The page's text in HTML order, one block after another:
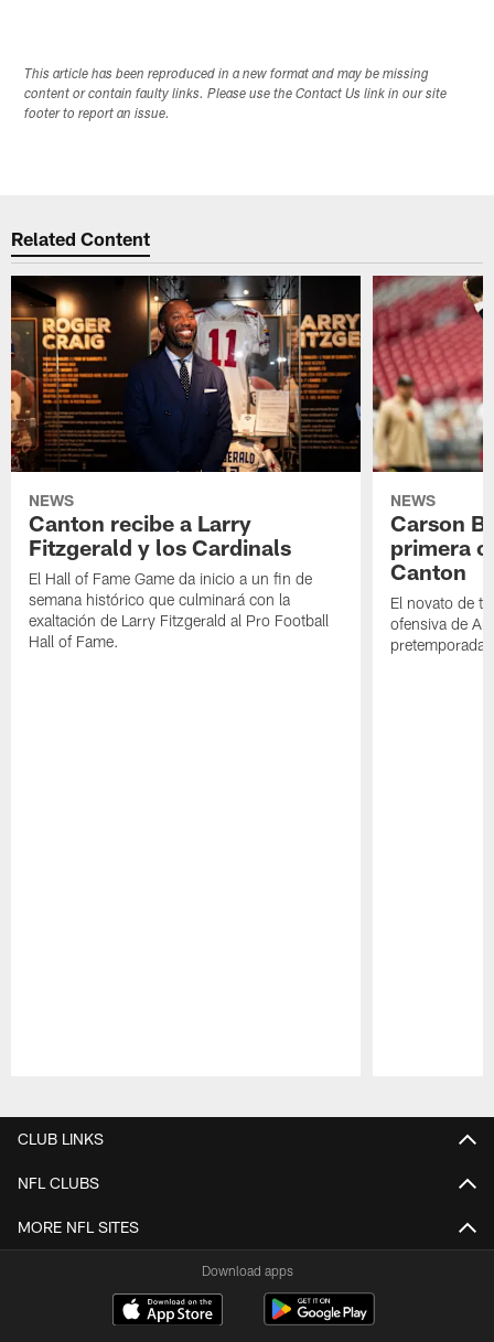
This article has been reproduced in a new format and may be missing
content or contain faulty links. Please use the Contact Us link in our site
footer to report an issue.
Related Content
NEWS
Canton recibe a Larry
Fitzgerald y los Cardinals
El Hall of Fame Game da inicio a un fin de
semana histórico que culminará con la
exaltación de Larry Fitzgerald al Pro Football
Hall of Fame.
NEWS
Carson
primera
Canton
El novato de
ofensiva de
pretemporada
CLUB LINKS
NFL CLUBS
MORE NFL SITES
Download apps